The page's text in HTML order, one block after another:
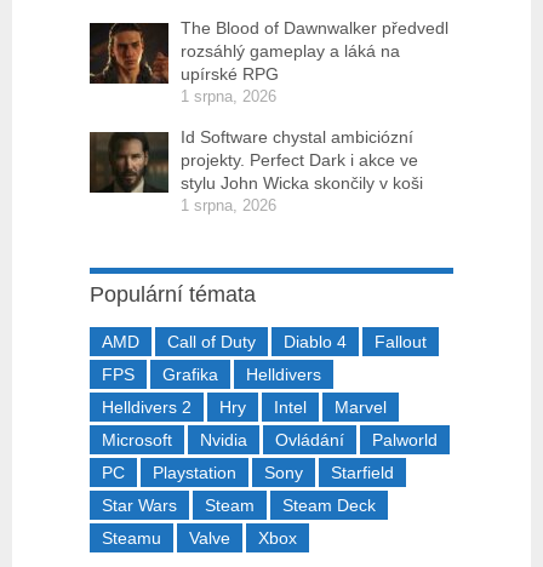
The Blood of Dawnwalker předvedl
rozsáhlý gameplay a láká na
upírské RPG
1 srpna, 2026
Id Software chystal ambiciózní
projekty. Perfect Dark i akce ve
stylu John Wicka skončily v koši
1 srpna, 2026
Populární témata
AMD Call of Duty Diablo 4
Fallout
FPS
Grafika
Helldivers
Helldivers 2
Hry Intel
Marvel
Microsoft
Nvidia Ovládání
Palworld
PC
Playstation Sony
Starfield
Star Wars
Steam
Steam Deck
Steamu
Valve Xbox